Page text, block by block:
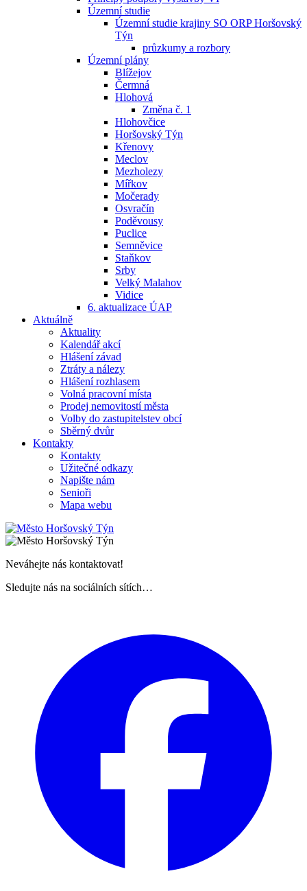
Územní studie
Územní studie krajiny SO ORP Horšovský
Týn
průzkumy a rozbory
Územní plány
Blížejov
Čermná
Hlohová
Změna č. 1
Hlohovčice
Horšovský Týn
Křenovy
Meclov
Mezholezy
Mířkov
Močerady
Osvračín
Poděvousy
Puclice
Semněvice
Staňkov
Srby
Velký Malahov
Vidice
6. aktualizace ÚAP
Aktuálně
Aktuality
Kalendář akcí
Hlášení závad
Ztráty a nálezy
Hlášení rozhlasem
Volná pracovní místa
Prodej nemovitostí města
Volby do zastupitelstev obcí
Sběrný dvůr
Kontakty
Kontakty
Užitečné odkazy
Napište nám
Senioři
Mapa webu
Neváhejte nás kontaktovat!
Sledujte nás na sociálních sítích…